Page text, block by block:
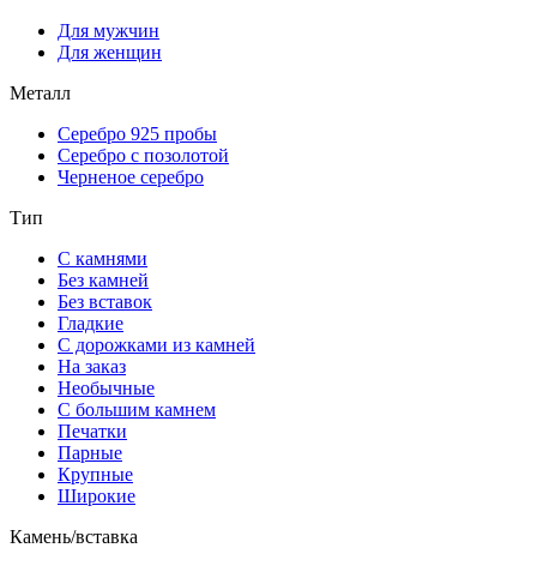
Для мужчин
Для женщин
Металл
Серебро 925 пробы
Серебро с позолотой
Черненое серебро
Тип
С камнями
Без камней
Без вставок
Гладкие
С дорожками из камней
На заказ
Необычные
С большим камнем
Печатки
Парные
Крупные
Широкие
Камень/вставка